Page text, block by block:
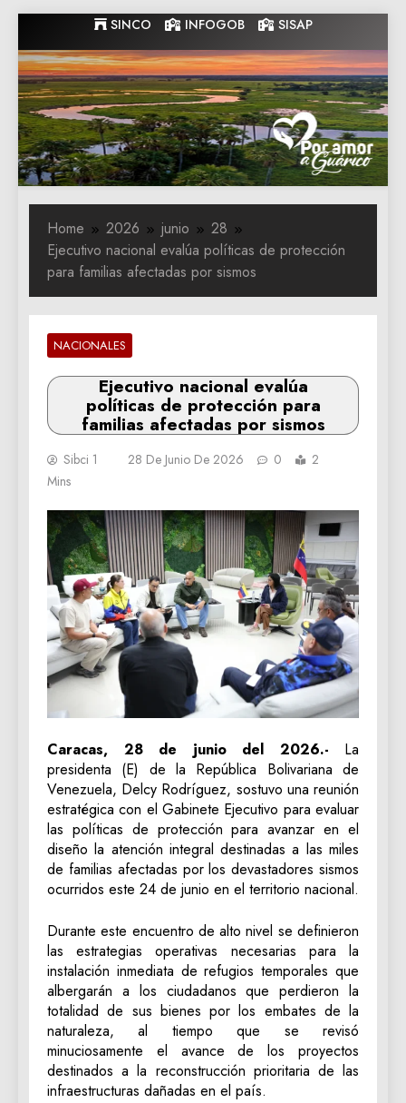
to
content
SINCO INFOGOB SISAP
Gobernacion
de Guarico
Gobernacion de Guarico
Home 2026 junio
28
Ejecutivo nacional evalúa políticas de protección
para familias afectadas por sismos
NACIONALES
Ejecutivo nacional evalúa
políticas de protección para
familias afectadas por sismos
Sibci 1 28 De Junio De 2026 0
2
Mins
Caracas, 28 de junio del 2026.- La
presidenta (E) de la República Bolivariana de
Venezuela, Delcy Rodríguez, sostuvo una reunión
estratégica con el Gabinete Ejecutivo para evaluar
las políticas de protección para avanzar en el
diseño la atención integral destinadas a las miles
de familias afectadas por los devastadores sismos
ocurridos este 24 de junio en el territorio nacional.
Durante este encuentro de alto nivel se definieron
las estrategias operativas necesarias para la
instalación inmediata de refugios temporales que
albergarán a los ciudadanos que perdieron la
totalidad de sus bienes por los embates de la
naturaleza, al tiempo que se revisó
minuciosamente el avance de los proyectos
destinados a la reconstrucción prioritaria de las
infraestructuras dañadas en el país.